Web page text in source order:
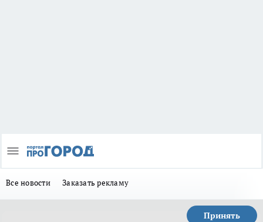
Все новости Заказать рекламу
Принять